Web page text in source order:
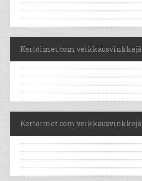
Kertoimet.com veikkausvinkkejä
Kertoimet.com veikkausvinkkejä